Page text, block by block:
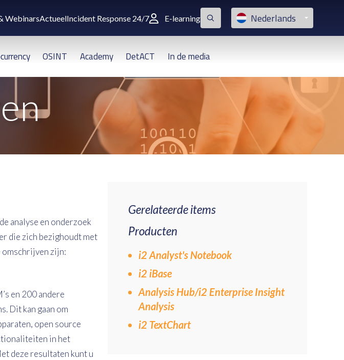
WebinarsActueelIncident Response 24/7 E-learning Nederlands
OSINT Academy DetACT In de media
analyse en onderzoek
die zich bezighoudt met
zijn:
en 200 andere
Dit kan gaan om
open source
in het
deze resultaten kunt u
Gerelateerde items
Producten
i2 Analyst's Notebook
i2 iBase
Analysis Hub/i2 Enterprise Insight
Analysis
i2 TextChart